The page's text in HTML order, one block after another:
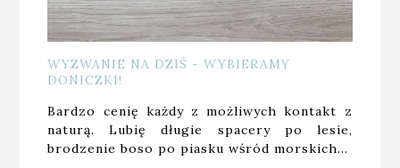
WYZWANIE NA DZIŚ - WYBIERAMY
DONICZKI!
Bardzo cenię każdy z możliwych kontakt z
naturą. Lubię długie spacery po lesie,
brodzenie boso po piasku wśród morskich…